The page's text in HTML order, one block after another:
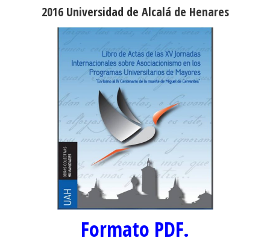
2016 Universidad de Alcalá de Henares
Formato PDF.